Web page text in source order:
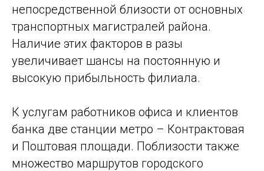
непосредственной близости от основных
транспортных магистралей района.
Наличие этих факторов в разы
увеличивает шансы на постоянную и
высокую прибыльность филиала.
К услугам работников офиса и клиентов
банка две станции метро – Контрактовая
и Поштовая площади. Поблизости также
множество маршрутов городского